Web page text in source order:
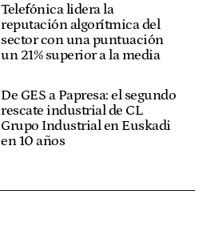
Telefónica lidera la
reputación algorítmica del
sector con una puntuación
un 21% superior a la media
De GES a Papresa: el segundo
rescate industrial de CL
Grupo Industrial en Euskadi
en 10 años